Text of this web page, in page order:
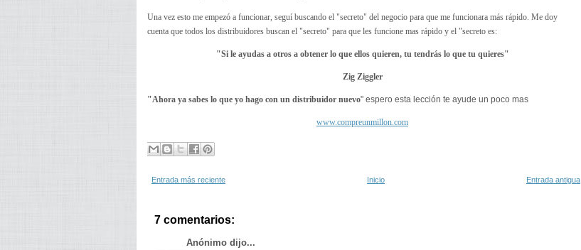
Una vez esto me empezó a funcionar, seguí buscando el "secreto" del negocio para que me funcionara más rápido. Me doy
cuenta que todos los distribuidores buscan el "secreto" para que les funcione mas rápido y el "secreto es:
"Si le ayudas a otros a obtener lo que ellos quieren, tu tendrás lo que tu quieres"
Zig Ziggler
"Ahora ya sabes lo que yo hago con un distribuidor nuevo" espero esta lección te ayude un poco mas
www.compreunmillon.com
Entrada más reciente Entrada antigua
Inicio
7 comentarios:
Anónimo dijo...